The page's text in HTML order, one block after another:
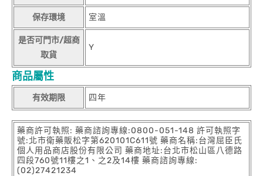
保存環境 室溫
是否可門市/超商
取貨
Y
商品屬性
有效期限 四年
藥商許可執照: 藥商諮詢專線:0800-051-148 許可執照字
號:北市衛藥販松字第620101C611號 藥商名稱:台灣屈臣氏
個人用品商店股份有限公司 藥商地址:台北市松山區八德路
四段760號11樓之1、之2及14樓 藥商諮詢專線:
(02)27421234